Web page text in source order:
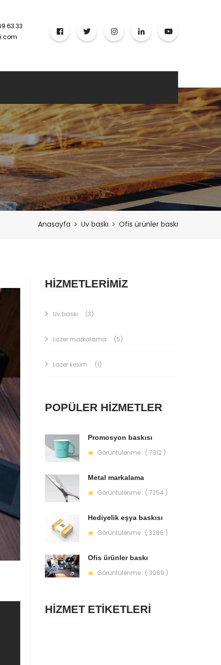
63 33
Anasayfa Uv baskı Ofis ürünler baskı
HİZMETLERİMİZ
Uv baskı (3)
Lazer markalama (5)
Lazer kesim (1)
POPÜLER HİZMETLER
Promosyon baskısı
Görüntülenme : ( 7912 )
Metal markalama
Görüntülenme : ( 7254 )
Hediyelik eşya baskısı
Görüntülenme : ( 3286 )
Ofis ürünler baskı
Görüntülenme : ( 3069 )
HİZMET ETİKETLERİ